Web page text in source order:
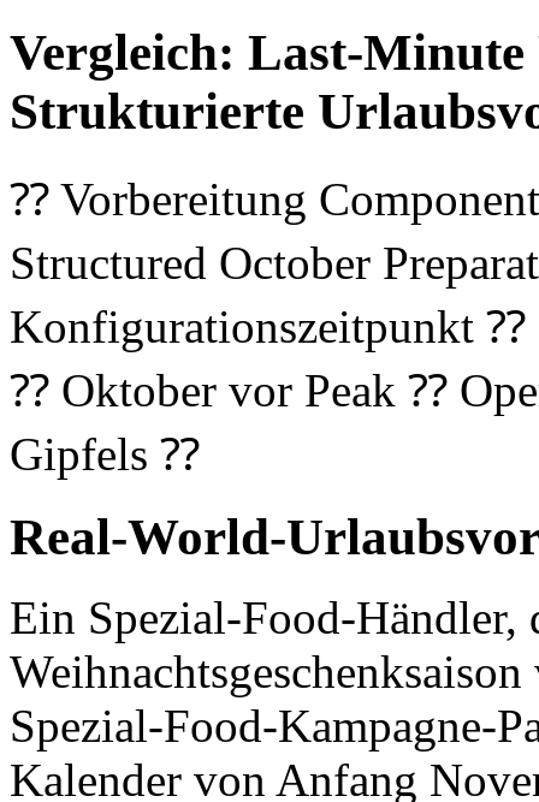
Vergleich: Last-Minute
Strukturierte
⁇ Vorbereitung
Structured October
Konfigurationszeitpunkt ⁇
⁇ Oktober vor Peak ⁇
Gipfels ⁇
Real-World-
Ein Spezial-Food-Händler,
Spezial-Food-Kampagne-
Kalender von Anfang